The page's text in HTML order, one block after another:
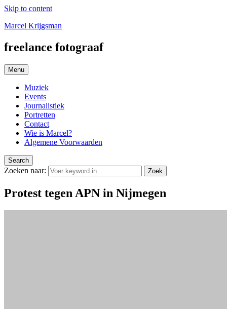
Skip to content
Marcel Krijgsman
freelance fotograaf
Menu
Muziek
Events
Journalistiek
Portretten
Contact
Wie is Marcel?
Algemene Voorwaarden
Search
Zoeken naar: Zoek
Protest tegen APN in Nijmegen